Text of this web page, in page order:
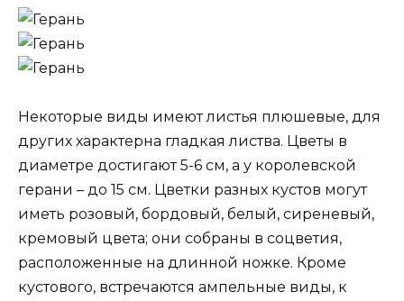
Некоторые виды имеют листья плюшевые, для
других характерна гладкая листва. Цветы в
диаметре достигают 5-6 см, а у королевской
герани – до 15 см. Цветки разных кустов могут
иметь розовый, бордовый, белый, сиреневый,
кремовый цвета; они собраны в соцветия,
расположенные на длинной ножке. Кроме
кустового, встречаются ампельные виды, к